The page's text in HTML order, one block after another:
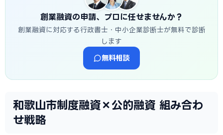
創業融資の申請、プロに任せませんか？
創業融資に対応する行政書士・中小企業診断士が無料で診断
します
無料相談
和歌山市制度融資×公的融資 組み合わ
せ戦略